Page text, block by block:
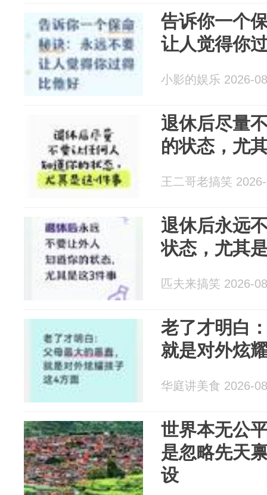
告诉你一个
让人觉得你
小影的娱乐 2026-
退休后尽量
的状态，尤
王二哥老搞笑
退休后永远
状态，尤其
匹夫来搞笑 2026-
老了才明白
就是对外炫
华庭讲美食 2026-
世界本无公
是忽略先天
设